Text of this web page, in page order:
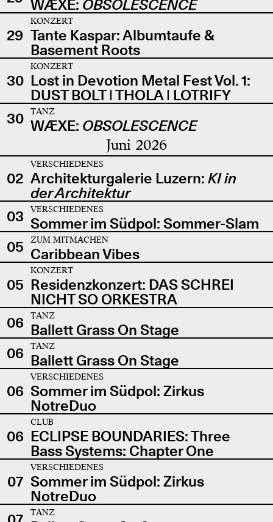
WÆXE: OBSOLESCENCE
29
KONZERT
Tante Kaspar: Albumtaufe &
Basement Roots
30
KONZERT
Lost in Devotion Metal Fest Vol. 1:
DUST BOLT | THOLA | LOTRIFY
30
TANZ
WÆXE: OBSOLESCENCE
Juni 2026
02
VERSCHIEDENES
Architekturgalerie Luzern: KI in
der Architektur
03
VERSCHIEDENES
Sommer im Südpol: Sommer-Slam
05
ZUM MITMACHEN
Caribbean Vibes
05
KONZERT
Residenzkonzert: DAS SCHREI
NICHT SO ORKESTRA
06
TANZ
Ballett Grass On Stage
06
TANZ
Ballett Grass On Stage
06
VERSCHIEDENES
Sommer im Südpol: Zirkus
NotreDuo
06
CLUB
ECLIPSE BOUNDARIES: Three
Bass Systems: Chapter One
07
VERSCHIEDENES
Sommer im Südpol: Zirkus
NotreDuo
TANZ